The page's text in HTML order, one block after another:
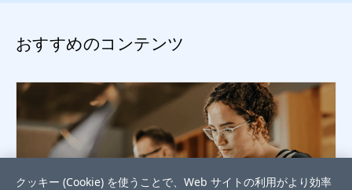
おすすめのコンテンツ
クッキー (Cookie) を使うことで、Web サイトの利用がより効率